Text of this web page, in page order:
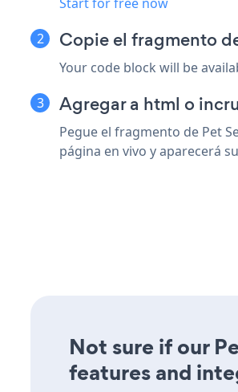
Copie el fragmento
Your code block will be
Agregar a html o
Pegue el fragmento de Pet
página en vivo y aparecerá
Not sure if our
features and